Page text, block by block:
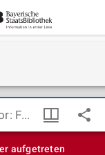
TypeError: Failed to fetch
aufgetreten